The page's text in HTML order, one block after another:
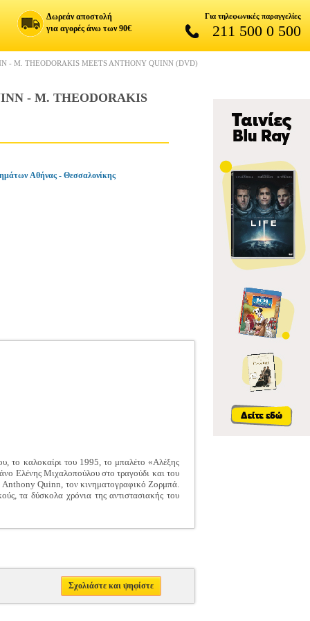
Δωρεάν αποστολή
για αγορές άνω των 90€
Για τηλεφωνικές παραγγελίες
211 500 0 500
THEODORAKIS MEETS ANTHONY QUINN (DVD)
- M. THEODORAKIS
Αθήνας - Θεσσαλονίκης
το καλοκαίρι του 1995, το μπαλέτο «Αλέξης
Ελένης Μιχαλοπούλου στο τραγούδι και του
Anthony Quinn, τον κινηματογραφικό Ζορμπά.
τα δύσκολα χρόνια της αντιστασιακής του
Σχολιάστε και ψηφίστε